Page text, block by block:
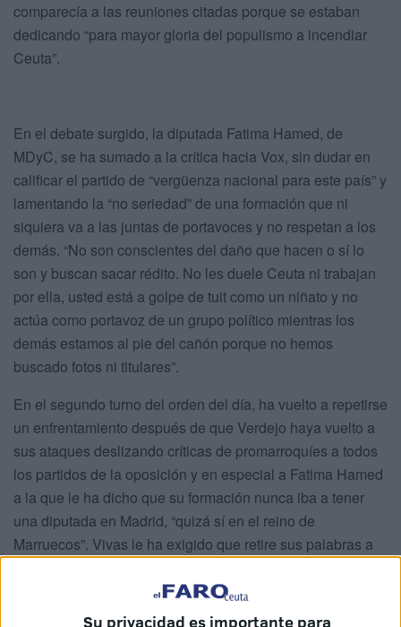
Su privacidad es importante para
comparecía a las reuniones citadas porque se estaban
dedicando “para mayor gloria del populismo a incendiar
Ceuta”.
En el debate surgido, la diputada Fatima Hamed, de
MDyC, se ha sumado a la crítica hacia Vox, sin dudar en
calificar el partido de “vergüenza nacional para este país” y
lamentando la “no seriedad” de una formación que ni
siquiera va a las juntas de portavoces y no respetan a los
demás. “No son conscientes del daño que hacen o sí lo
son y buscan sacar rédito. No les duele Ceuta ni trabajan
por ella, usted está a golpe de tuit como un niñato y no
actúa como portavoz de un grupo político mientras los
demás estamos al pie del cañón porque no hemos
buscado fotos ni titulares”.
En el segundo turno del orden del día, ha vuelto a repetirse
un enfrentamiento después de que Verdejo haya vuelto a
sus ataques deslizando críticas de promarroquíes a todos
los partidos de la oposición y en especial a Fatima Hamed
a la que le ha dicho que su formación nunca iba a tener
una diputada en Madrid, “quizá sí en el reino de
Marruecos”. Vivas le ha exigido que retire sus palabras a